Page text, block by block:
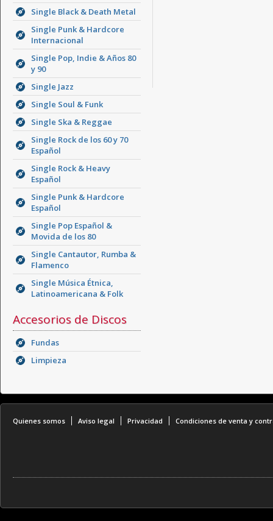
Single Black & Death Metal
Single Punk & Hardcore
Internacional
Single Pop, Indie & Años 80
y 90
Single Jazz
Single Soul & Funk
Single Ska & Reggae
Single Rock de los 60 y 70
Español
Single Rock & Heavy
Español
Single Punk & Hardcore
Español
Single Pop Español &
Movida de los 80
Single Cantautor, Rumba &
Flamenco
Single Música Étnica,
Latinoamericana & Folk
Accesorios de Discos
Fundas
Limpieza
Quienes somos Aviso legal Privacidad Condiciones de venta y